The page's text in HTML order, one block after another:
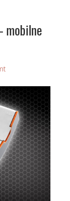
mobilne